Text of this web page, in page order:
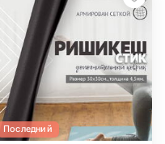
Последний